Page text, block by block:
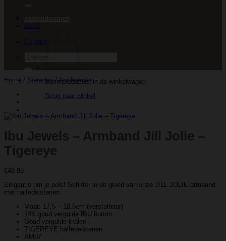
Geen producten in de winkelwagen.
Terug naar winkel
Home / Sieraden / Armbanden
Ibu Jewels – Armband Jill Jolie –
Tigereye
€49.95
Elegantie om je pols! Schitter in de gloed van onze JILL JOLIE armband
met halfedelstenen.
Maat: 17,5 – 18,5cm (verstelbaar)
14K goud vergulde IBU button
Goud vergulde kralen
TIGEREYE halfedelstenen
AM07